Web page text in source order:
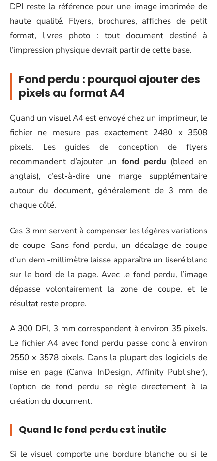
DPI reste la référence pour une image imprimée de
haute qualité. Flyers, brochures, affiches de petit
format, livres photo : tout document destiné à
l’impression physique devrait partir de cette base.
Fond perdu : pourquoi ajouter des
pixels au format A4
Quand un visuel A4 est envoyé chez un imprimeur, le
fichier ne mesure pas exactement 2480 x 3508
pixels. Les guides de conception de flyers
recommandent d’ajouter un fond perdu (bleed en
anglais), c’est-à-dire une marge supplémentaire
autour du document, généralement de 3 mm de
chaque côté.
Ces 3 mm servent à compenser les légères variations
de coupe. Sans fond perdu, un décalage de coupe
d’un demi-millimètre laisse apparaître un liseré blanc
sur le bord de la page. Avec le fond perdu, l’image
dépasse volontairement la zone de coupe, et le
résultat reste propre.
A 300 DPI, 3 mm correspondent à environ 35 pixels.
Le fichier A4 avec fond perdu passe donc à environ
2550 x 3578 pixels. Dans la plupart des logiciels de
mise en page (Canva, InDesign, Affinity Publisher),
l’option de fond perdu se règle directement à la
création du document.
Quand le fond perdu est inutile
Si le visuel comporte une bordure blanche ou si le